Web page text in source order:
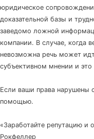
юридическое
доказательной базы и
заведомо ложной
компании. В случае, когда
невозможна речь может
субъективном мнении и это
Если ваши права нарушены
помощью.
«Заработайте репутацию и
Рокфеллер